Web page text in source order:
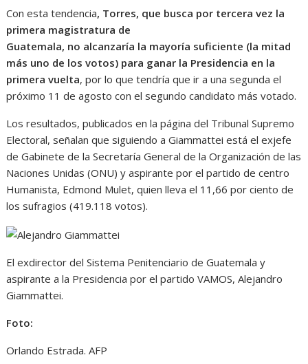
Con esta tendencia, Torres, que busca por tercera vez la
primera magistratura de
Guatemala, no alcanzaría la mayoría suficiente (la mitad
más uno de los votos) para ganar la Presidencia en la
primera vuelta, por lo que tendría que ir a una segunda el
próximo 11 de agosto con el segundo candidato más votado.
Los resultados, publicados en la página del Tribunal Supremo
Electoral, señalan que siguiendo a Giammattei está el exjefe
de Gabinete de la Secretaría General de la Organización de las
Naciones Unidas (ONU) y aspirante por el partido de centro
Humanista, Edmond Mulet, quien lleva el 11,66 por ciento de
los sufragios (419.118 votos).
El exdirector del Sistema Penitenciario de Guatemala y
aspirante a la Presidencia por el partido VAMOS, Alejandro
Giammattei.
Foto:
Orlando Estrada. AFP